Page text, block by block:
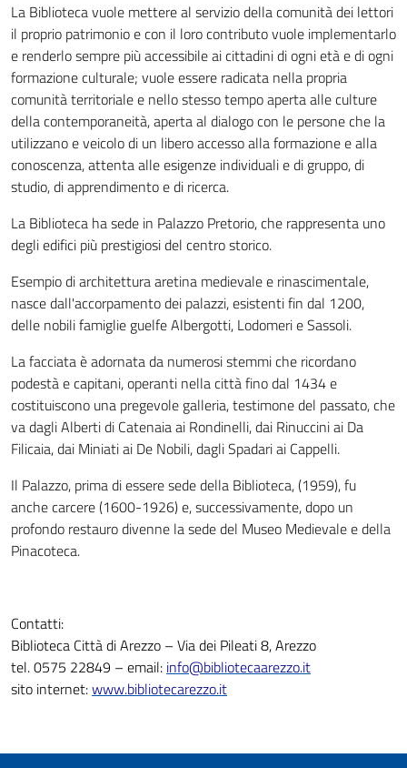
La Biblioteca vuole mettere al servizio della comunità dei lettori
il proprio patrimonio e con il loro contributo vuole implementarlo
e renderlo sempre più accessibile ai cittadini di ogni età e di ogni
formazione culturale; vuole essere radicata nella propria
comunità territoriale e nello stesso tempo aperta alle culture
della contemporaneità, aperta al dialogo con le persone che la
utilizzano e veicolo di un libero accesso alla formazione e alla
conoscenza, attenta alle esigenze individuali e di gruppo, di
studio, di apprendimento e di ricerca.
La Biblioteca ha sede in Palazzo Pretorio, che rappresenta uno
degli edifici più prestigiosi del centro storico.
Esempio di architettura aretina medievale e rinascimentale,
nasce dall'accorpamento dei palazzi, esistenti fin dal 1200,
delle nobili famiglie guelfe Albergotti, Lodomeri e Sassoli.
La facciata è adornata da numerosi stemmi che ricordano
podestà e capitani, operanti nella città fino dal 1434 e
costituiscono una pregevole galleria, testimone del passato, che
va dagli Alberti di Catenaia ai Rondinelli, dai Rinuccini ai Da
Filicaia, dai Miniati ai De Nobili, dagli Spadari ai Cappelli.
Il Palazzo, prima di essere sede della Biblioteca, (1959), fu
anche carcere (1600-1926) e, successivamente, dopo un
profondo restauro divenne la sede del Museo Medievale e della
Pinacoteca.
Contatti:
Biblioteca Città di Arezzo – Via dei Pileati 8, Arezzo
tel. 0575 22849 – email: info@bibliotecaarezzo.it
sito internet:www.bibliotecarezzo.it